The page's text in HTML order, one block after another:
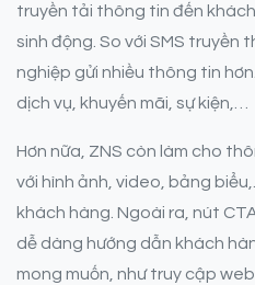
truyền tải thông tin đến
sinh động. So với SMS truyền
nghiệp gửi nhiều thông tin
dịch vụ, khuyến mãi, sự kiện,…
Hơn nữa, ZNS còn làm cho
với hình ảnh, video, bảng
khách hàng. Ngoài ra, nút
dễ dàng hướng dẫn khách
mong muốn, như truy cập